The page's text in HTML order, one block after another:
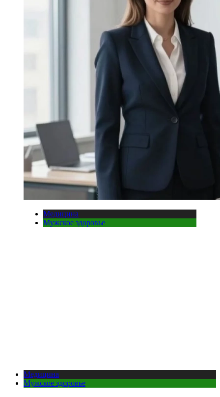
Медицина
Мужское здоровье
Медицина
Мужское здоровье